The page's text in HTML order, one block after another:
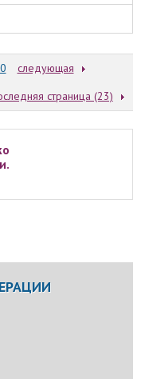
следующая
страница (23)